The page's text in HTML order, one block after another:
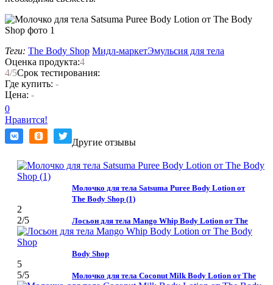
Теги: The Body Shop Мидл-маркетЭмульсия для тела
Оценка продукта:4
4/5Срок тестирования:
Где купить: -
Цена: -
0
Нравится!
Другие отзывы
Молочко для тела Satsuma Puree Body Lotion от
The Body Shop (1)
2
2/5 Лосьон для тела Mango Whip Body Lotion от The
Body Shop
5
5/5 Молочко для тела Coconut Milk Body Lotion от The